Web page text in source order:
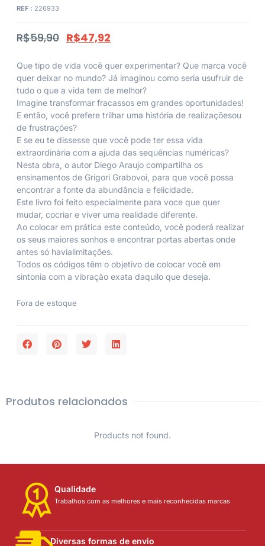
REF : 226933
R$59,90 R$47,92
Que tipo de vida você quer experimentar? Que marca você
quer deixar no mundo? Já imaginou como seria usufruir de
tudo o que a vida tem de melhor?
Imagine transformar fracassos em grandes oportunidades!
E então, você prefere trilhar uma história de realizaçõesou
de frustrações?
E se eu te dissesse que você pode ter essa vida
extraordinária com a ajuda das sequências numéricas?
Nesta obra, o autor Diego Araujo compartilha os
ensinamentos de Grigori Grabovoi, para que você possa
encontrar a fonte da abundância e felicidade.
Este livro foi feito especialmente para voce que quer
mudar, cocriar e viver uma realidade diferente.
Ao colocar em prática este conteúdo, você poderá realizar
os seus maiores sonhos e encontrar portas abertas onde
antes só havialimitações.
Todos os códigos têm o objetivo de colocar você em
sintonia com a vibração exata daquilo que deseja.
Fora de estoque
Produtos relacionados
Products not found.
Qualidade
Trabalhos com as melhores e mais reconhecidas marcas
Diversas formas de envio